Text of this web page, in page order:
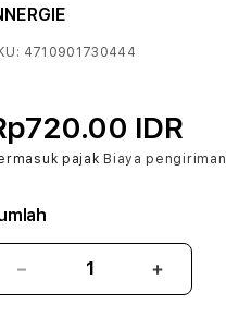
4710901730444
IDR
pajak Biaya pengiriman
Kurangi
jumlah
Tambah
jumlah